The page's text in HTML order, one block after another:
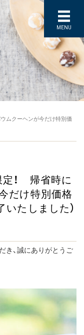
ムクーヘンが今だけ特別価
定！ 帰省時に
だけ特別価格
いたしました）
き、誠にありがとうご
MENU